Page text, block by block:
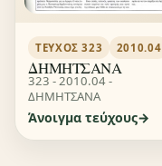
ΤΕΎΧΟΣ 323 2010.04
ΔΗΜΗΤΣΑΝΑ
323 - 2010.04 -
ΔΗΜΗΤΣΑΝΑ
Άνοιγμα τεύχους